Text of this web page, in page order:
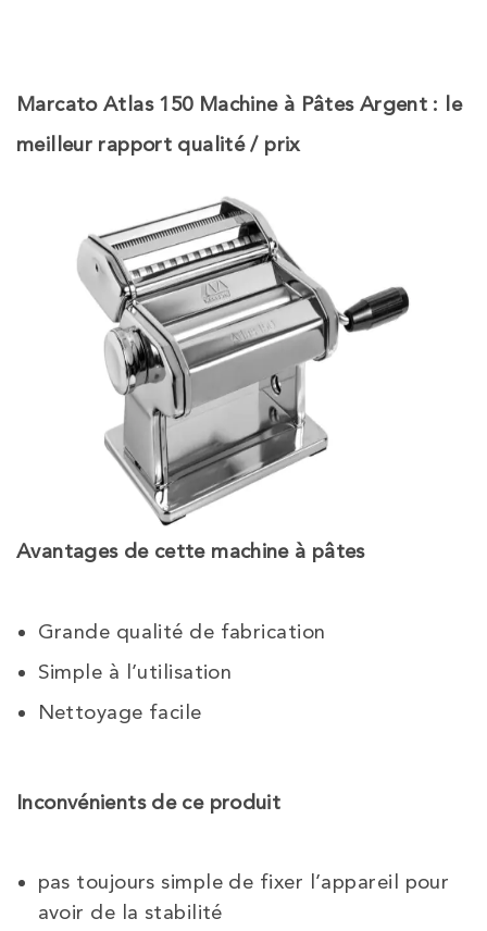
Marcato Atlas 150 Machine à Pâtes Argent : le
meilleur rapport qualité / prix
Avantages de cette machine à pâtes
Grande qualité de fabrication
Simple à l’utilisation
Nettoyage facile
Inconvénients de ce produit
pas toujours simple de fixer l’appareil pour
avoir de la stabilité